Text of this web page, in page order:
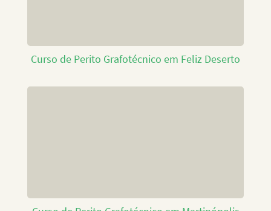
Curso de Perito Grafotécnico em Feliz Deserto